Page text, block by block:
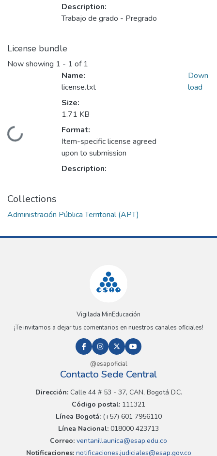
Description:
Trabajo de grado - Pregrado
License bundle
Now showing 1 - 1 of 1
Loading...
Name:
license.txt
Size:
1.71 KB
Format:
Item-specific license agreed
upon to submission
Description:
Down
load
Collections
Administración Pública Territorial (APT)
Vigilada MinEducación
¡Te invitamos a dejar tus comentarios en nuestros canales oficiales!
@esapoficial
Contacto Sede Central
Dirección:Calle 44 # 53 - 37, CAN, Bogotá D.C.
Código postal: 111321
Línea Bogotá:(+57) 601 7956110
Línea Nacional: 018000 423713
Correo: ventanillaunica@esap.edu.co
Notificaciones:notificaciones.judiciales@esap.gov.co